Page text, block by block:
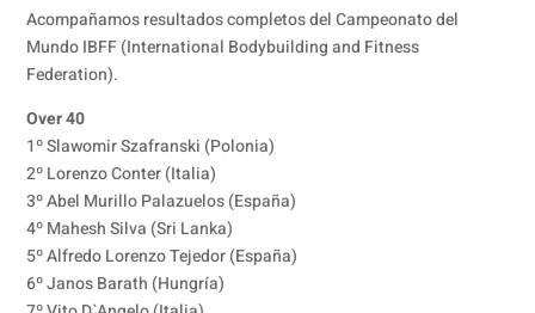
Acompañamos resultados completos del Campeonato del
Mundo IBFF (International Bodybuilding and Fitness
Federation).
Over 40
1º Slawomir Szafranski (Polonia)
2º Lorenzo Conter (Italia)
3º Abel Murillo Palazuelos (España)
4º Mahesh Silva (Sri Lanka)
5º Alfredo Lorenzo Tejedor (España)
6º Janos Barath (Hungría)